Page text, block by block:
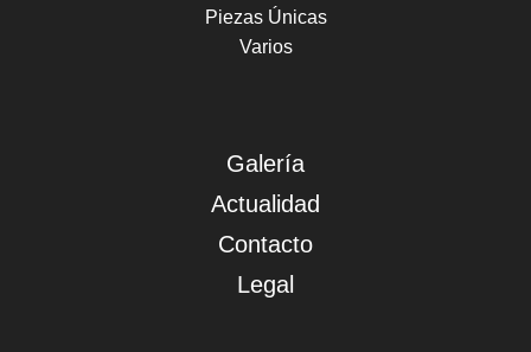
Piezas Únicas
Varios
Galería
Actualidad
Contacto
Legal